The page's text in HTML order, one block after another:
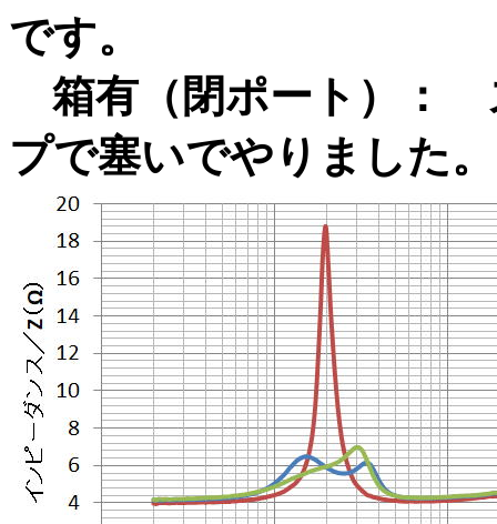
です。
箱有（閉ポート）：
プで塞いでやりました。